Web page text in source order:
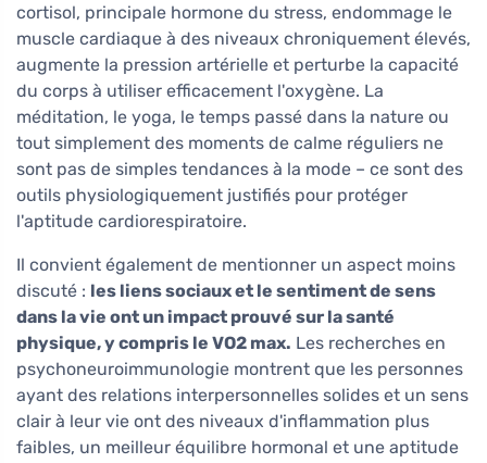
cortisol, principale hormone du stress, endommage le
muscle cardiaque à des niveaux chroniquement élevés,
augmente la pression artérielle et perturbe la capacité
du corps à utiliser efficacement l'oxygène. La
méditation, le yoga, le temps passé dans la nature ou
tout simplement des moments de calme réguliers ne
sont pas de simples tendances à la mode – ce sont des
outils physiologiquement justifiés pour protéger
l'aptitude cardiorespiratoire.
Il convient également de mentionner un aspect moins
discuté : les liens sociaux et le sentiment de sens
dans la vie ont un impact prouvé sur la santé
physique, y compris le VO2 max. Les recherches en
psychoneuroimmunologie montrent que les personnes
ayant des relations interpersonnelles solides et un sens
clair à leur vie ont des niveaux d'inflammation plus
faibles, un meilleur équilibre hormonal et une aptitude